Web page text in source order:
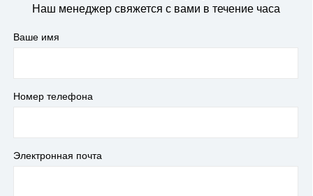
Наш менеджер свяжется с вами в течение часа
Ваше имя
Номер телефона
Электронная почта